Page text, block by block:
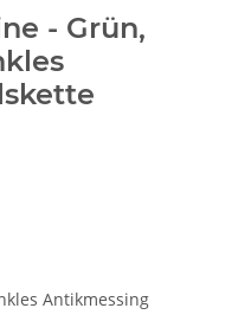
- Grün,
Antikmessing